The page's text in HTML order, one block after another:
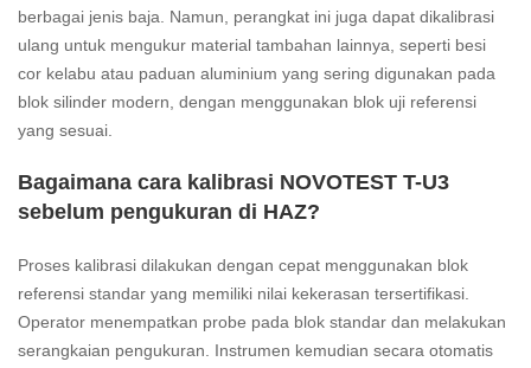
berbagai jenis baja. Namun, perangkat ini juga dapat dikalibrasi
ulang untuk mengukur material tambahan lainnya, seperti besi
cor kelabu atau paduan aluminium yang sering digunakan pada
blok silinder modern, dengan menggunakan blok uji referensi
yang sesuai.
Bagaimana cara kalibrasi NOVOTEST T-U3
sebelum pengukuran di HAZ?
Proses kalibrasi dilakukan dengan cepat menggunakan blok
referensi standar yang memiliki nilai kekerasan tersertifikasi.
Operator menempatkan probe pada blok standar dan melakukan
serangkaian pengukuran. Instrumen kemudian secara otomatis